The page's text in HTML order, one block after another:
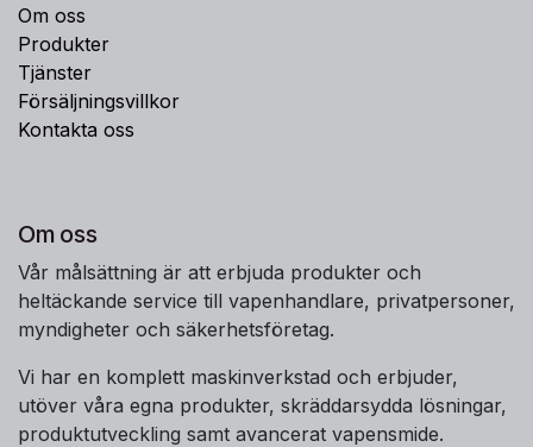
Om oss
Produkter
Tjänster
Försäljningsvillkor
Kontakta oss
Om oss
Vår målsättning är att erbjuda produkter och
heltäckande service till vapenhandlare, privatpersoner,
myndigheter och säkerhetsföretag.
Vi har en komplett maskinverkstad och erbjuder,
utöver våra egna produkter, skräddarsydda lösningar,
produktutveckling samt avancerat vapensmide.